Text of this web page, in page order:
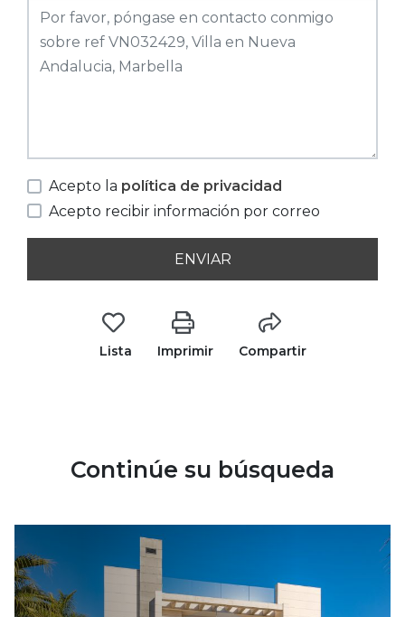
Acepto la política de privacidad
Acepto recibir información por correo
ENVIAR
Lista Imprimir Compartir
Continúe su búsqueda